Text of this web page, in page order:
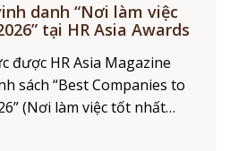
danh “Nơi làm việc
tại HR Asia Awards
được HR Asia Magazine
sách “Best Companies to
(Nơi làm việc tốt nhất